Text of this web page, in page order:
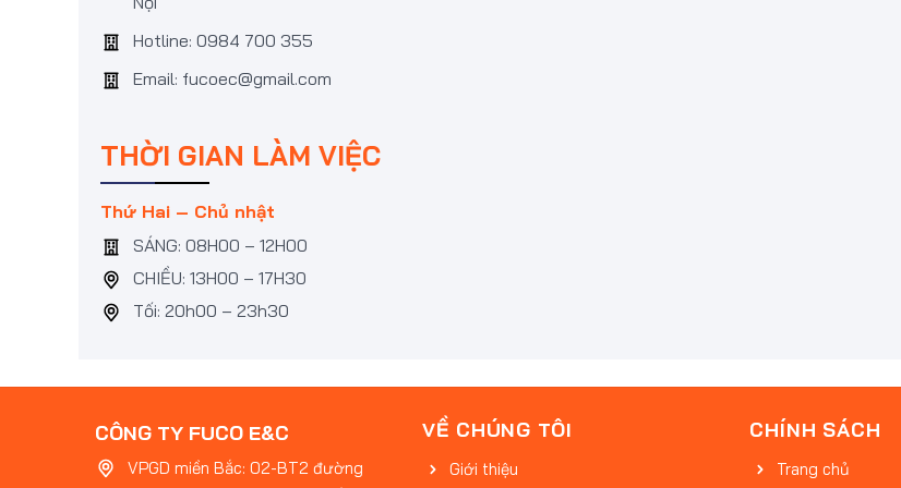
Hotline: 0984 700 355
Email: fucoec@gmail.com
THỜI GIAN LÀM VIỆC
Thứ Hai – Chủ nhật
SÁNG: 08H00 – 12H00
CHIỀU: 13H00 – 17H30
Tối: 20h00 – 23h30
CÔNG TY FUCO E&C
VPGD miền Bắc: 02-BT2 đường
VỀ CHÚNG TÔI
Giới thiệu
CHÍNH SÁCH
Trang chủ